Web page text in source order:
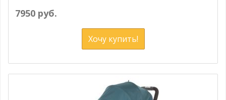
7950 руб.
Хочу купить!